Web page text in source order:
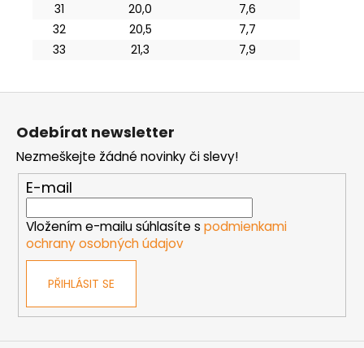
31
20,0
7,6
32
20,5
7,7
33
21,3 7,9
Odebírat newsletter
Nezmeškejte žádné novinky či slevy!
E-mail
Vložením e-mailu súhlasíte s podmienkami
ochrany osobných údajov
PŘIHLÁSIT SE